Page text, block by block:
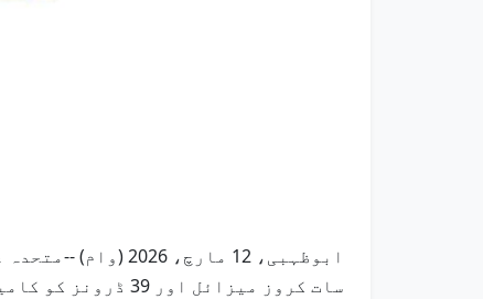
سات کروز میزائل اور 39 ڈرونز کو کامیابی کے ساتھ روکا ہے۔